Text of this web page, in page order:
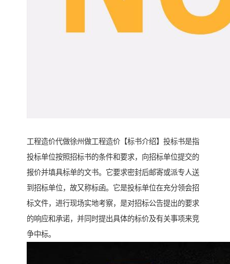
工程造价代做徐州做工程造价【标书介绍】投标书是指
投标单位按照招标书的条件和要求，向招标单位提交的
报价并填具标单的文书。它要求密封后邮寄或派专人送
到招标单位，故又称标函。它是投标单位在充分领会招
标文件，进行现场实地考察，是对招标公告提出的要求
的响应和承诺，并同时提出具体的标价及有关事项来竞
争中标。